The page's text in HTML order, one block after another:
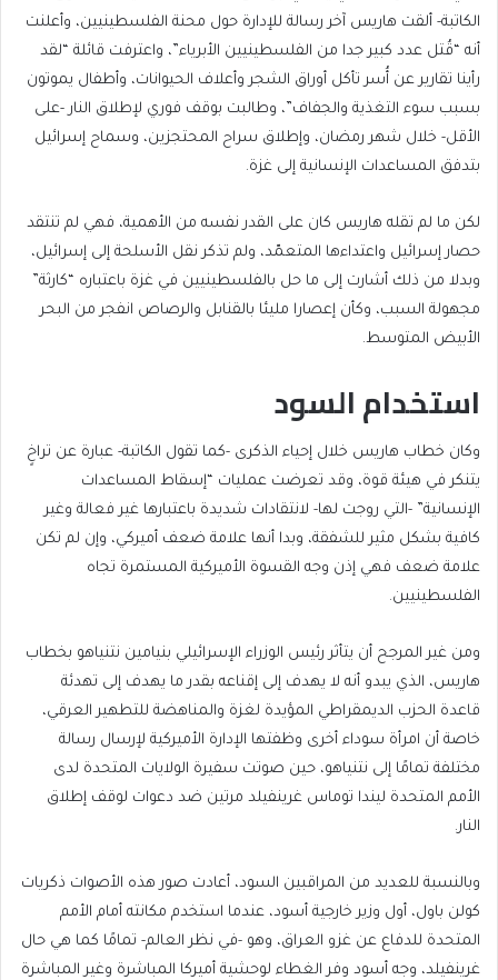
الكاتبة- ألقت هاريس آخر رسالة للإدارة حول محنة الفلسطينيين، وأعلنت
أنه “قُتل عدد كبير جدا من الفلسطينيين الأبرياء”، واعترفت قائلة “لقد
رأينا تقارير عن أُسر تأكل أوراق الشجر وأعلاف الحيوانات، وأطفال يموتون
بسبب سوء التغذية والجفاف”، وطالبت بوقف فوري لإطلاق النار -على
الأقل- خلال شهر رمضان، وإطلاق سراح المحتجزين، وسماح إسرائيل
بتدفق المساعدات الإنسانية إلى غزة.
لكن ما لم تقله هاريس كان على القدر نفسه من الأهمية، فهي لم تنتقد
حصار إسرائيل واعتداءها المتعمّد، ولم تذكر نقل الأسلحة إلى إسرائيل،
وبدلا من ذلك أشارت إلى ما حل بالفلسطينيين في غزة باعتباره “كارثة”
مجهولة السبب، وكأن إعصارا مليئا بالقنابل والرصاص انفجر من البحر
الأبيض المتوسط.
استخدام السود
وكان خطاب هاريس خلال إحياء الذكرى -كما تقول الكاتبة- عبارة عن تراخٍ
يتنكر في هيئة قوة، وقد تعرضت عمليات “إسقاط المساعدات
الإنسانية” -التي روجت لها- لانتقادات شديدة باعتبارها غير فعالة وغير
كافية بشكل مثير للشفقة، وبدا أنها علامة ضعف أميركي، وإن لم تكن
علامة ضعف فهي إذن وجه القسوة الأميركية المستمرة تجاه
الفلسطينيين.
ومن غير المرجح أن يتأثر رئيس الوزراء الإسرائيلي بنيامين نتنياهو بخطاب
هاريس، الذي يبدو أنه لا يهدف إلى إقناعه بقدر ما يهدف إلى تهدئة
قاعدة الحزب الديمقراطي المؤيدة لغزة والمناهضة للتطهير العرقي،
خاصة أن امرأة سوداء أخرى وظفتها الإدارة الأميركية لإرسال رسالة
مختلفة تمامًا إلى نتنياهو، حين صوتت سفيرة الولايات المتحدة لدى
الأمم المتحدة ليندا توماس غرينفيلد مرتين ضد دعوات لوقف إطلاق
النار.
وبالنسبة للعديد من المراقبين السود، أعادت صور هذه الأصوات ذكريات
كولن باول، أول وزير خارجية أسود، عندما استخدم مكانته أمام الأمم
المتحدة للدفاع عن غزو العراق، وهو -في نظر العالم- تمامًا كما هي حال
غرينفيلد، وجه أسود وفر الغطاء لوحشية أميركا المباشرة وغير المباشرة